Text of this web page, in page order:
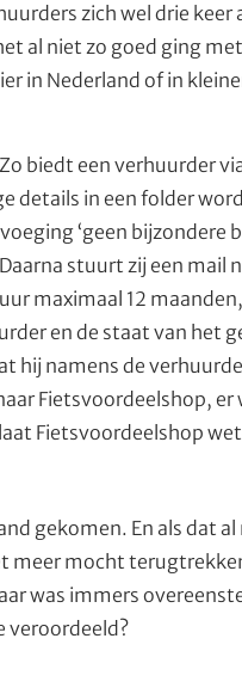
zich wel drie keer
al niet zo goed ging
in Nederland of in
biedt een verhuurder
details in een folder
‘geen bijzondere
stuurt zij een mail
maximaal 12
en de staat van het
hij namens de
Fietsvoordeelshop,
Fietsvoordeelshop
gekomen. En als dat al
meer mocht
was immers
veroordeeld?